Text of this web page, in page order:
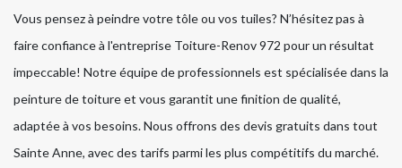
Vous pensez à peindre votre tôle ou vos tuiles? N’hésitez pas à
faire confiance à l'entreprise Toiture-Renov 972 pour un résultat
impeccable! Notre équipe de professionnels est spécialisée dans la
peinture de toiture et vous garantit une finition de qualité,
adaptée à vos besoins. Nous offrons des devis gratuits dans tout
Sainte Anne, avec des tarifs parmi les plus compétitifs du marché.